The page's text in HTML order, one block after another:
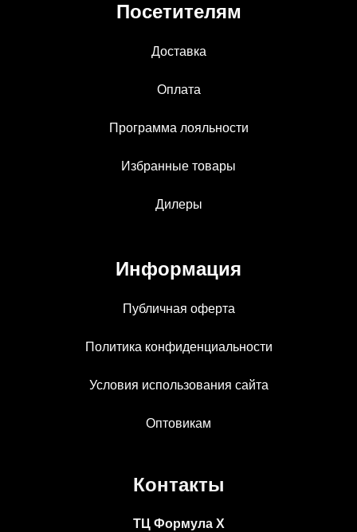
Посетителям
Доставка
Оплата
Программа лояльности
Избранные товары
Дилеры
Информация
Публичная оферта
Политика конфиденциальности
Условия использования сайта
Оптовикам
Контакты
ТЦ Формула Х